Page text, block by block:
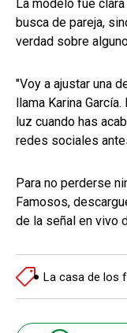
La modelo fue
busca de pareja,
verdad sobre
"Voy a ajustar una
llama Karina
luz cuando has
redes sociales
Para no perderse
Famosos,
de la señal en vivo
La casa de los